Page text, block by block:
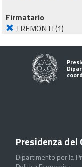
Firmatario
TREMONTI(1)
Presidenza
Dipartimento per la